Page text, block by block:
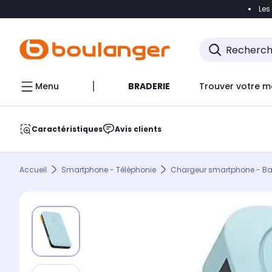
Accéder
Menu BRADERIE Trouver votre
Caractéristiques Avis clients
Accueil Smartphone - Téléphonie Chargeur smartphone -